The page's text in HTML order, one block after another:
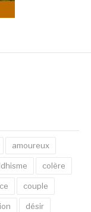
amoureux
colère
couple
désir